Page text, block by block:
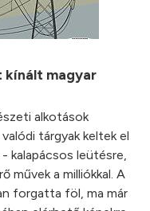
kínált magyar
alkotások
tárgyak keltek el
kalapácsos leütésre,
művek a milliókkal. A
forgatta föl, ma már